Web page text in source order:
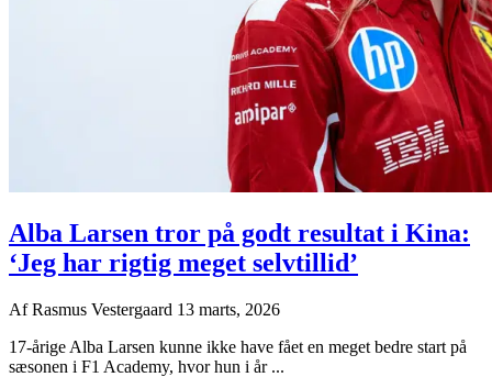
Alba Larsen tror på godt resultat i Kina:
‘Jeg har rigtig meget selvtillid’
AfRasmus Vestergaard 13 marts, 2026
17-årige Alba Larsen kunne ikke have fået en meget bedre start på
sæsonen i F1 Academy, hvor hun i år ...